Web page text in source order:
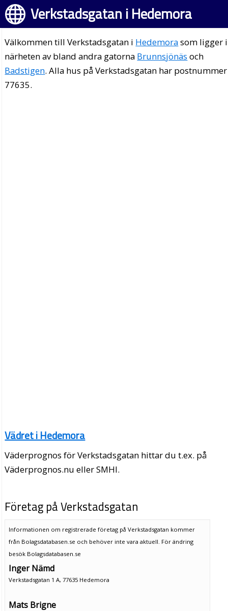
Verkstadsgatan i Hedemora
Välkommen till Verkstadsgatan i Hedemorasom ligger i
närheten av bland andra gatorna Brunnsjönäs och
Badstigen. Alla hus på Verkstadsgatan har postnummer
77635.
Vädret i Hedemora
Väderprognos för Verkstadsgatan hittar du t.ex. på
Väderprognos.nu eller SMHI.
Företag på Verkstadsgatan
Informationen om registrerade företag på Verkstadsgatan kommer
från Bolagsdatabasen.se och behöver inte vara aktuell. För ändring
besök Bolagsdatabasen.se
Inger Nämd
Verkstadsgatan 1 A, 77635 Hedemora
Mats Brigne